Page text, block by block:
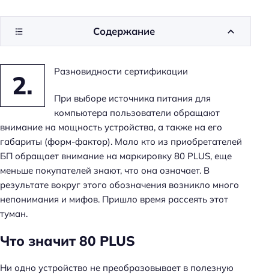
2. Разновидности сертификации
При выборе источника питания для
компьютера пользователи обращают
внимание на мощность устройства, а также на его
габариты (форм-фактор). Мало кто из приобретателей
БП обращает внимание на маркировку 80 PLUS, еще
меньше покупателей знают, что она означает. В
результате вокруг этого обозначения возникло много
непонимания и мифов. Пришло время рассеять этот
туман.
Что значит 80 PLUS
Ни одно устройство не преобразовывает в полезную
Содержание